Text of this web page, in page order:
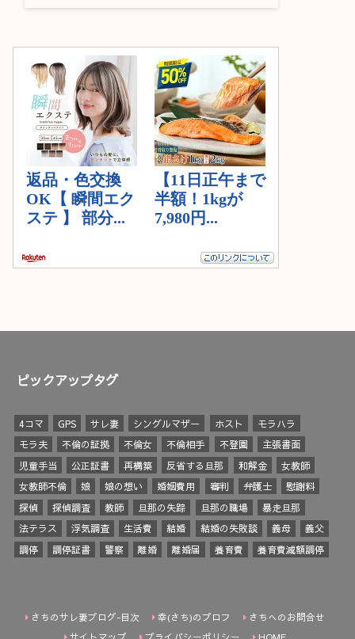
ピックアップタグ
4コマ GPS サレ妻 シングルマザー ホスト
モラハラ
モラ夫
不倫の証拠 不倫女 不倫相手 不登園
主張書面
児童手当
公正証書 再構築 反省する旦那 和解金
女教師
女教師不倫
娘 娘の想い 婚姻費用 審判 弁護士
慰謝料
探偵
探偵調査 教師 旦那の失踪 旦那の職場
暴走旦那
法テラス
浮気調査 生活費 結婚 結婚の失敗談 義母
義父
調停
調停証書 警察 離婚 離婚届 養育費 養育費減額調停
さちのサレ妻ブログ-目次 幸(さち)のプロフ
さちへのお問合せ